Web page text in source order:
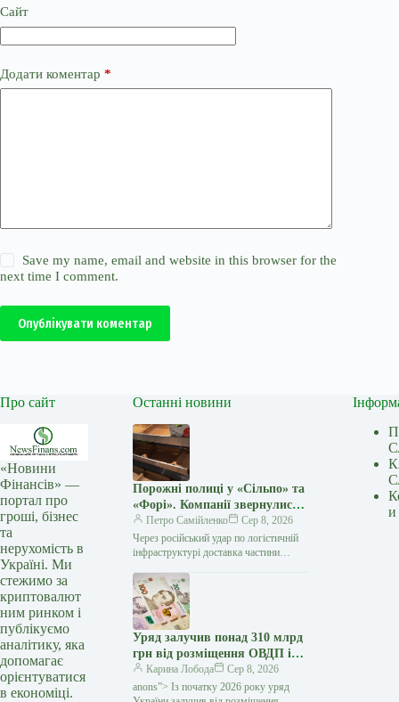
Сайт
Додати коментар *
Save my name, email and website in this browser for the
next time I comment.
Опублікувати коментар
Про сайт
«Новини
Фінансів» —
портал про
гроші, бізнес
та
нерухомість в
Україні. Ми
стежимо за
криптовалют
ним ринком і
публікуємо
аналітику, яка
допомагає
орієнтуватися
в економіці.
Останні новини
Порожні полиці у «Сільпо» та
«Форі». Компанії звернулися
до українців
Петро Самійленко
Сер 8, 2026
Через російський удар по логістичній
інфраструктурі доставка частини
більше часу У супермаркетах «Сільпо»
та «Фора»,…
Уряд залучив понад 310 млрд
грн від розміщення ОВДП із
початку року — Мінфін
Карина Лобода
Сер 8, 2026
anons”> Із початку 2026 року уряд
и